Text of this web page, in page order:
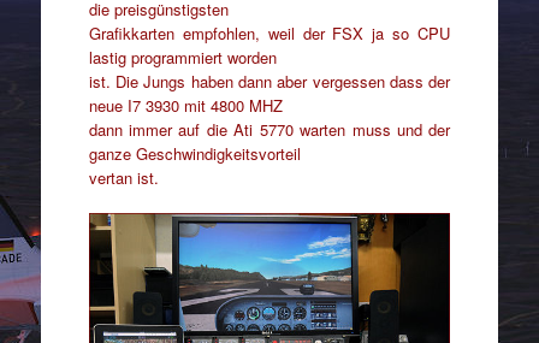
die preisgünstigsten
Grafikkarten empfohlen, weil der FSX ja so CPU
lastig programmiert worden
ist. Die Jungs haben dann aber vergessen dass der
neue I7 3930 mit 4800 MHZ
dann immer auf die Ati 5770 warten muss und der
ganze Geschwindigkeitsvorteil
vertan ist.